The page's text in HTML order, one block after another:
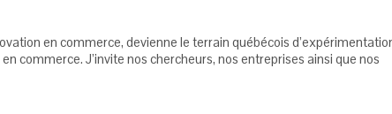
en commerce, devienne le terrain québécois
commerce. J’invite nos chercheurs, nos entreprises ainsi que nos